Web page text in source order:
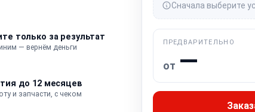
только за результат
— вернём деньги
до 12 месяцев
и запчасти, с чеком
Сначала выберите
ПРЕДВАРИТЕЛЬНО
от —